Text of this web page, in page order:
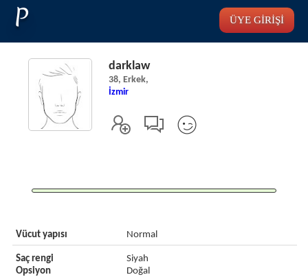
P ÜYE GİRİŞİ
darklaw
38, Erkek,
İzmir
Vücut yapısı Normal
Saç rengi
Opsiyon
Siyah
Doğal